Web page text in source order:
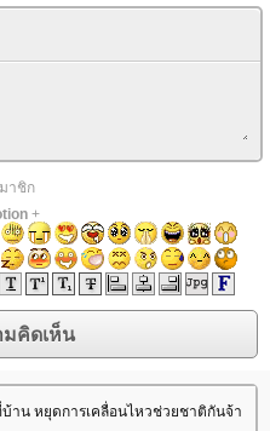
าชิก
+
าน หยุดการเคลื่อนไหวช่วยชาติกันจ้า